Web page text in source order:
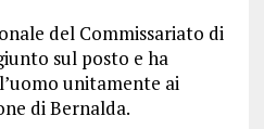
del Commissariato di
sul posto e ha
unitamente ai
di Bernalda.